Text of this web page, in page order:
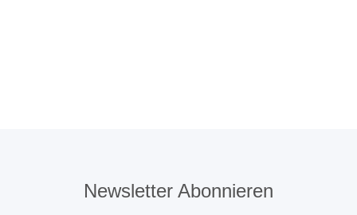
Newsletter Abonnieren